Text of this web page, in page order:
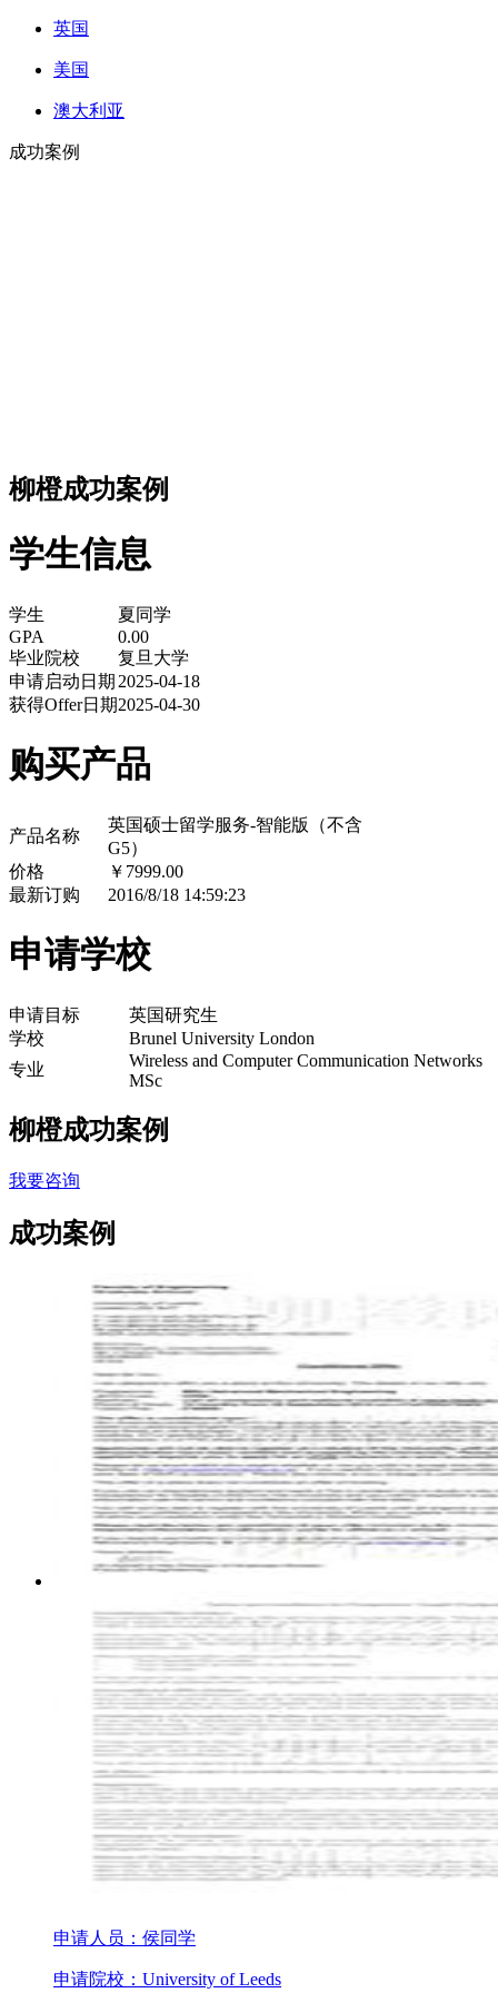
英国
美国
澳大利亚
成功案例
柳橙成功案例
学生信息
学生
夏同学
GPA
0.00
毕业院校
复旦大学
申请启动日期 2025-04-18
获得Offer日期2025-04-30
购买产品
产品名称
英国硕士留学服务-智能版（不含
G5）
价格
￥7999.00
最新订购
2016/8/18 14:59:23
申请学校
申请目标
英国研究生
学校
Brunel University London
专业
Wireless and Computer Communication Networks
MSc
柳橙成功案例
我要咨询
成功案例
申请人员：侯同学
申请院校：University of Leeds